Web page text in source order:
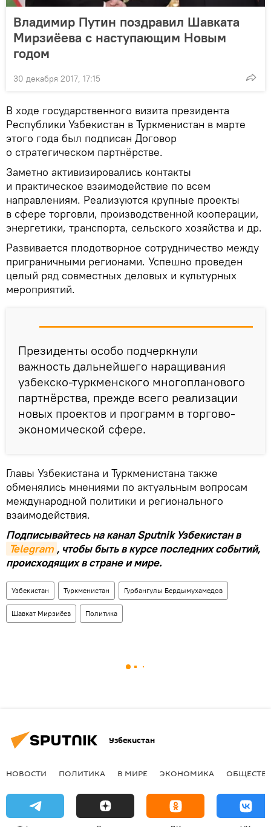
Владимир Путин поздравил Шавката
Мирзиёева с наступающим Новым
годом
30 декабря 2017, 17:15
В ходе государственного визита президента
Республики Узбекистан в Туркменистан в марте
этого года был подписан Договор
о стратегическом партнёрстве.
Заметно активизировались контакты
и практическое взаимодействие по всем
направлениям. Реализуются крупные проекты
в сфере торговли, производственной кооперации,
энергетики, транспорта, сельского хозяйства и др.
Развивается плодотворное сотрудничество между
приграничными регионами. Успешно проведен
целый ряд совместных деловых и культурных
мероприятий.
Президенты особо подчеркнули
важность дальнейшего наращивания
узбекско-туркменского многопланового
партнёрства, прежде всего реализации
новых проектов и программ в торгово-
экономической сфере.
Главы Узбекистана и Туркменистана также
обменялись мнениями по актуальным вопросам
международной политики и регионального
взаимодействия.
Подписывайтесь на канал Sputnik Узбекистан в
Telegram , чтобы быть в курсе последних событий,
происходящих в стране и мире.
Узбекистан Туркменистан Гурбангулы Бердымухамедов
Шавкат Мирзиёев Политика
Узбекистан
НОВОСТИ ПОЛИТИКА В МИРЕ ЭКОНОМИКА